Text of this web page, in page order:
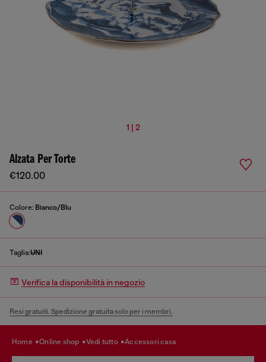
1 | 2
Alzata Per Torte
€120.00
Colore: Bianco/Blu
Taglia:UNI
Verifica la disponibilità in negozio
Resi gratuiti. Spedizione gratuita solo per i membri.
home online shop vedi tutto accessori casa